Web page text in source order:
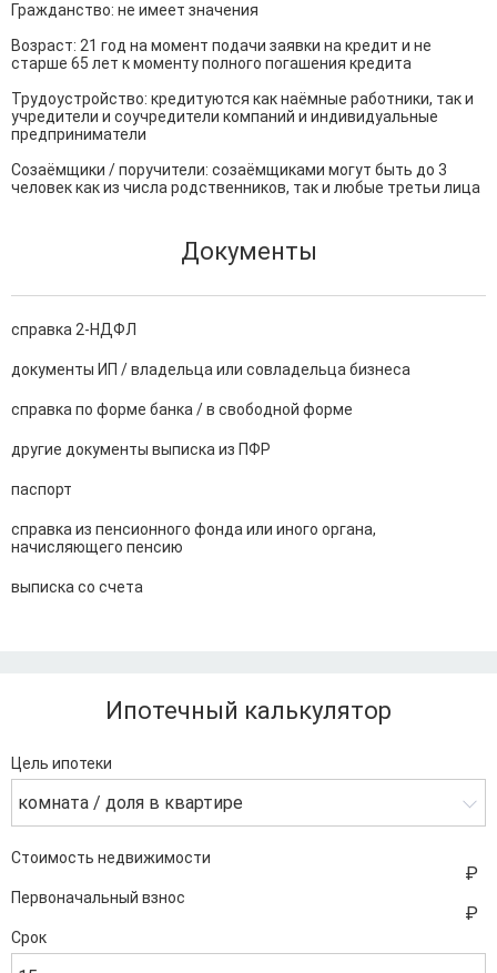
Гражданство: не имеет значения
Возраст: 21 год на момент подачи заявки на кредит и не
старше 65 лет к моменту полного погашения кредита
Трудоустройство: кредитуются как наёмные работники, так и
учредители и соучредители компаний и индивидуальные
предприниматели
Созаёмщики / поручители: созаёмщиками могут быть до 3
человек как из числа родственников, так и любые третьи лица
Документы
справка 2-НДФЛ
документы ИП / владельца или совладельца бизнеса
справка по форме банка / в свободной форме
другие документы выписка из ПФР
паспорт
справка из пенсионного фонда или иного органа,
начисляющего пенсию
выписка со счета
Ипотечный калькулятор
Цель ипотеки
комната / доля в квартире
Стоимость недвижимости
Первоначальный взнос
Срок